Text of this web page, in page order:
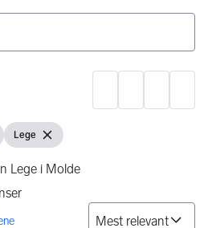
filter
Vis filter
Lege Fjern filter
Lege i Molde